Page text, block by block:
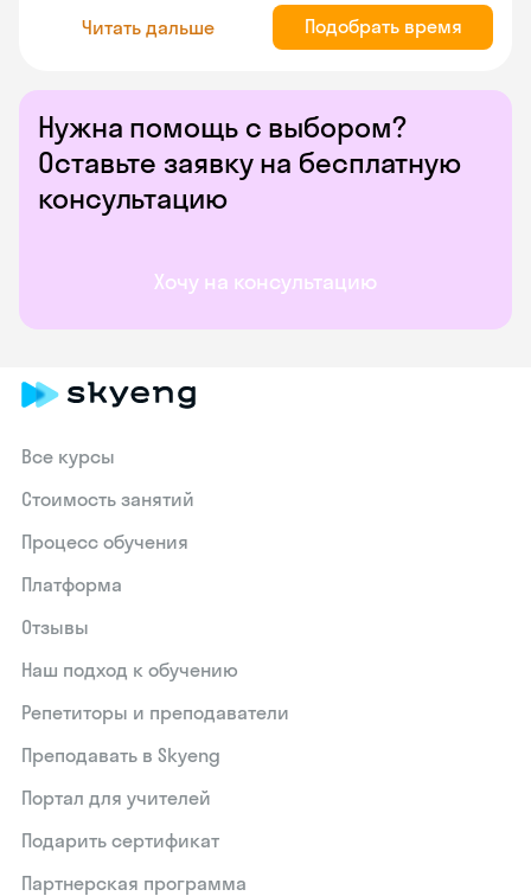
Нужна помощь с выбором?
Оставьте заявку на бесплатную
консультацию
Хочу на консультацию
Читать дальше Подобрать время
Все курсы
Стоимость занятий
Процесс обучения
Платформа
Отзывы
Наш подход к обучению
Репетиторы и преподаватели
Преподавать в Skyeng
Портал для учителей
Подарить сертификат
Партнерская программа